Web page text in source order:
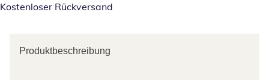
Kostenloser Rückversand
Produktbeschreibung